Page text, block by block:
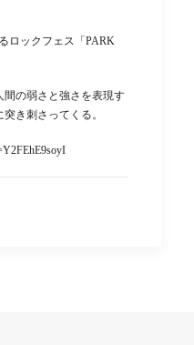
ロックフェス「PARK
の弱さと強さを表現す
き刺さってくる。